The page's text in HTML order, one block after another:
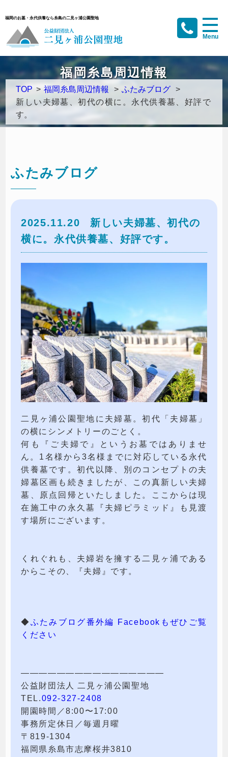
福岡のお墓・永代供養なら糸島の二見ヶ浦公園聖地
福岡糸島周辺情報
TOP > 福岡糸島周辺情報 > ふたみブログ
>
新しい夫婦墓、初代の横に。永代供養墓、好評で
す。
ふたみブログ
2025.11.20
新しい夫婦墓、初代の
横に。永代供養墓、好評です。
二見ヶ浦公園聖地に夫婦墓。初代「夫婦墓」
の横にシンメトリーのごとく。
何も『ご夫婦で』というお墓ではありませ
ん。1名様から3名様までに対応している永代
供養墓です。初代以降、別のコンセプトの夫
婦墓区画も続きましたが、この真新しい夫婦
墓、原点回帰といたしました。ここからは現
在施工中の永久墓『夫婦ピラミッド』も見渡
す場所にございます。
くれぐれも、夫婦岩を擁する二見ヶ浦である
からこその、『夫婦』です。
◆ふたみブログ番外編 Facebookもぜひご覧
ください
————————————————
公益財団法人 二見ヶ浦公園聖地
TEL.092-327-2408
開園時間／8:00〜17:00
事務所定休日／毎週月曜
〒819-1304
福岡県糸島市志摩桜井3810